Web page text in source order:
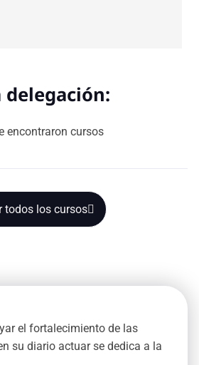
el fortalecimiento de las
su diario actuar se dedica a la
delegación:
encontraron cursos
todos los cursos